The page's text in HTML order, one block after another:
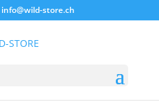
info@wild-store.ch